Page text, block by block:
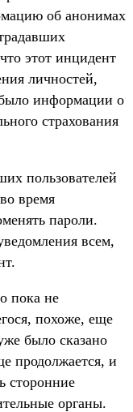
об анонимах
этот инцидент
личностей,
информации о
страхования
пользователей
время
пароли.
всем,
пока не
похоже, еще
было сказано
продолжается, и
сторонние
органы.